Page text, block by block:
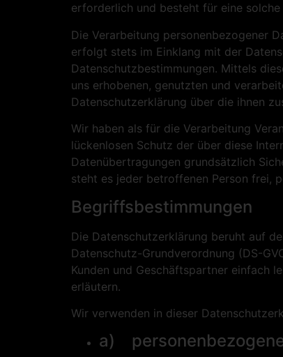
erforderlich und besteht für eine
Die Verarbeitung personenbezogener
erfolgt stets im Einklang mit der
Datenschutzbestimmungen. Mittels
uns erhobenen, genutzten und
Datenschutzerklärung über die ihnen
Wir haben als für die Verarbeitung
lückenlosen Schutz der über diese
Datenübertragungen grundsätzlich
steht es jeder betroffenen Person frei,
Begriffsbestimmungen
Die Datenschutzerklärung beruht auf
Datenschutz-Grundverordnung (DS-
Kunden und Geschäftspartner einfach
erläutern.
Wir verwenden in dieser
a)